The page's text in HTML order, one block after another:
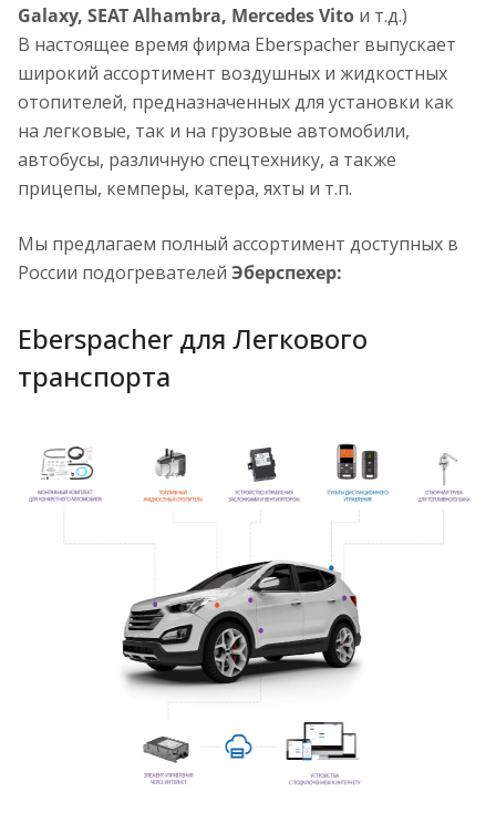
Galaxy, SEAT Alhambra, Mercedes Vito и т.д.)
В настоящее время фирма Eberspacher выпускает
широкий ассортимент воздушных и жидкостных
отопителей, предназначенных для установки как
на легковые, так и на грузовые автомобили,
автобусы, различную спецтехнику, а также
прицепы, кемперы, катера, яхты и т.п.
Мы предлагаем полный ассортимент доступных в
России подогревателей Эберспехер:
Eberspacher для Легкового
транспорта